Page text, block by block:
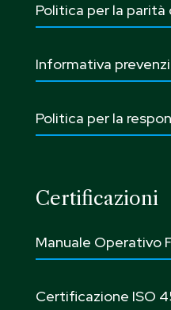
Politica per la
Informativa
Politica per la
Certificazioni
Manuale Operativo
Certificazione ISO